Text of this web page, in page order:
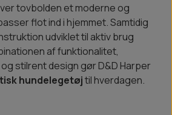
tovbolden et moderne og
flot ind i hjemmet. Samtidig
udviklet til aktiv brug
af funktionalitet,
stilrent design gør D&D Harper
hundelegetøjtil hverdagen.